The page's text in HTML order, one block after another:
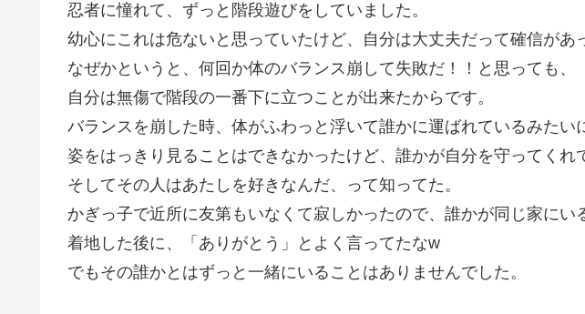
忍者に憧れて、ずっと階段遊びをしていました。
幼心にこれは危ないと思っていたけど、自分は大丈夫だって確信があ
なぜかというと、何回か体のバランス崩して失敗だ！！と思っても、
自分は無傷で階段の一番下に立つことが出来たからです。
バランスを崩した時、体がふわっと浮いて誰かに運ばれているみたい
姿をはっきり見ることはできなかったけど、誰かが自分を守ってくれ
そしてその人はあたしを好きなんだ、って知ってた。
かぎっ子で近所に友第もいなくて寂しかったので、誰かが同じ家にい
着地した後に、「ありがとう」とよく言ってたなw
でもその誰かとはずっと一緒にいることはありませんでした。